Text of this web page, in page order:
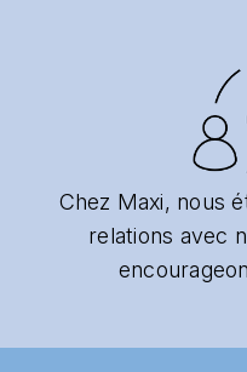
Chez Maxi, nous
relations avec